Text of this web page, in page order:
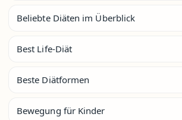
Beliebte Diäten im Überblick
Best Life-Diät
Beste Diätformen
Bewegung für Kinder